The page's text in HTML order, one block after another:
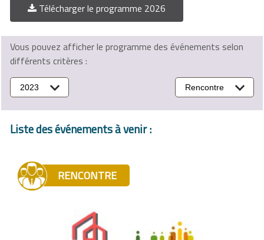
Télécharger le programme 2026
Vous pouvez afficher le programme des événements selon
différents critères :
2023 Rencontre
Liste des événements à venir :
RENCONTRE